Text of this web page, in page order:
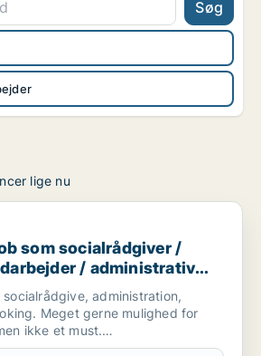
Søg
lige nu
socialrådgiver /
som socialrådgiver /
/ administrativ
kontorassistentadministration,
Meget gerne mulighed for
ikke et must.